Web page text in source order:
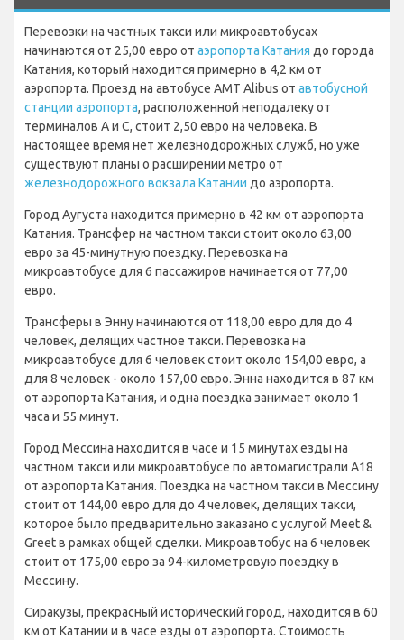
Перевозки на частных такси или микроавтобусах
начинаются от 25,00 евро от аэропорта Катания до города
Катания, который находится примерно в 4,2 км от
аэропорта. Проезд на автобусе AMT Alibus от автобусной
станции аэропорта, расположенной неподалеку от
терминалов A и C, стоит 2,50 евро на человека. В
настоящее время нет железнодорожных служб, но уже
существуют планы о расширении метро от
железнодорожного вокзала Катании до аэропорта.
Город Аугуста находится примерно в 42 км от аэропорта
Катания. Трансфер на частном такси стоит около 63,00
евро за 45-минутную поездку. Перевозка на
микроавтобусе для 6 пассажиров начинается от 77,00
евро.
Трансферы в Энну начинаются от 118,00 евро для до 4
человек, делящих частное такси. Перевозка на
микроавтобусе для 6 человек стоит около 154,00 евро, а
для 8 человек - около 157,00 евро. Энна находится в 87 км
от аэропорта Катания, и одна поездка занимает около 1
часа и 55 минут.
Город Мессина находится в часе и 15 минутах езды на
частном такси или микроавтобусе по автомагистрали A18
от аэропорта Катания. Поездка на частном такси в Мессину
стоит от 144,00 евро для до 4 человек, делящих такси,
которое было предварительно заказано с услугой Meet &
Greet в рамках общей сделки. Микроавтобус на 6 человек
стоит от 175,00 евро за 94-километровую поездку в
Мессину.
Сиракузы, прекрасный исторический город, находится в 60
км от Катании и в часе езды от аэропорта. Стоимость